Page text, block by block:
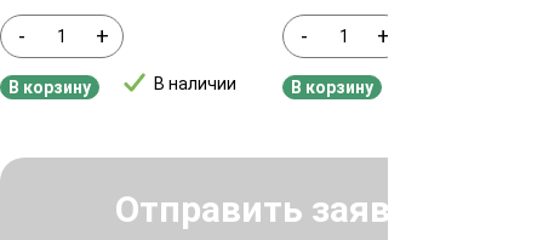
- +
В наличии
В корзину
- +
В корзину
Отправить заявку